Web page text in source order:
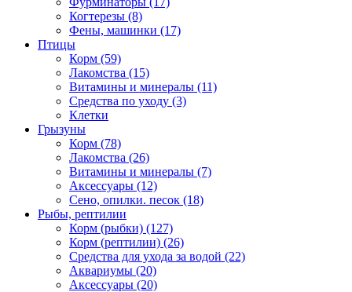
Когтерезы (8)
Фены, машинки (17)
Птицы
Корм (59)
Лакомства (15)
Витамины и минералы (11)
Средства по уходу (3)
Клетки
Грызуны
Корм (78)
Лакомства (26)
Витамины и минералы (7)
Аксессуары (12)
Сено, опилки. песок (18)
Рыбы, рептилии
Корм (рыбки) (127)
Корм (рептилии) (26)
Средства для ухода за водой (22)
Аквариумы (20)
Аксессуары (20)